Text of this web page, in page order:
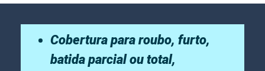
Cobertura para roubo, furto,
batida parcial ou total,